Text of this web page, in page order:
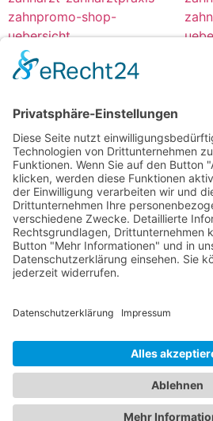
Premium Kühlkissen
ab1,58€/ Stück
Optionen wählen
Shop
Telefon:
Datenschutz|
Unser gesamtes Angebot richtet